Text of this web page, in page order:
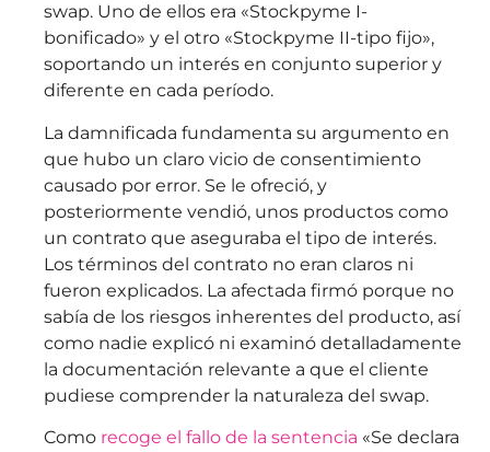
swap. Uno de ellos era «Stockpyme I-
bonificado» y el otro «Stockpyme II-tipo fijo»,
soportando un interés en conjunto superior y
diferente en cada período.
La damnificada fundamenta su argumento en
que hubo un claro vicio de consentimiento
causado por error. Se le ofreció, y
posteriormente vendió, unos productos como
un contrato que aseguraba el tipo de interés.
Los términos del contrato no eran claros ni
fueron explicados. La afectada firmó porque no
sabía de los riesgos inherentes del producto, así
como nadie explicó ni examinó detalladamente
la documentación relevante a que el cliente
pudiese comprender la naturaleza del swap.
Como recoge el fallo de la sentencia «Se declara